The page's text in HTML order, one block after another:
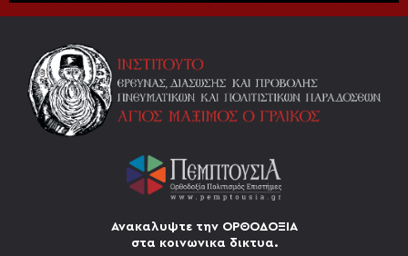
Ανακαλυψτε την ΟΡΘΟΔΟΞΙΑ
στα κοινωνικα δικτυα.